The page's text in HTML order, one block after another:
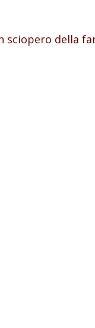
sciopero della